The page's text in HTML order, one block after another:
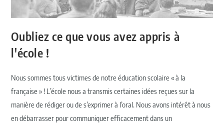
Oubliez ce que vous avez appris à
l'école !
Nous sommes tous victimes de notre éducation scolaire « à la
française » ! L’école nous a transmis certaines idées reçues sur la
manière de rédiger ou de s’exprimer à l’oral. Nous avons intérêt à nous
en débarrasser pour communiquer efficacement dans un